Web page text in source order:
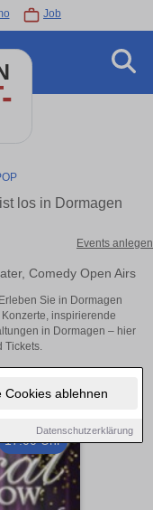
Cookies ablehnen
Datenschutzerklärung
Job
los in Dormagen
Events anlegen
Comedy Open Airs
Sie in Dormagen
inspirierende
in Dormagen – hier
Tickets.
17:00 Uhr